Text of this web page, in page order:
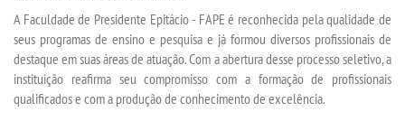
UNIESP
CONTATO
A Faculdade de Presidente Epitácio - FAPE é reconhecida pela qualidade de
seus programas de ensino e pesquisa e já formou diversos profissionais de
destaque em suas áreas de atuação. Com a abertura desse processo seletivo, a
instituição reafirma seu compromisso com a formação de profissionais
qualificados e com a produção de conhecimento de excelência.